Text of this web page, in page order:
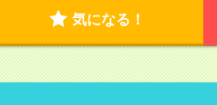
気になる！